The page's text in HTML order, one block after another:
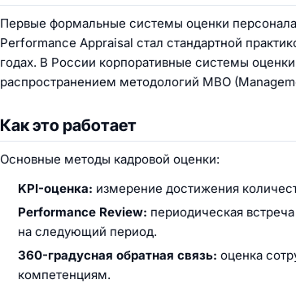
Первые формальные системы оценки
Performance Appraisal стал стандартной
годах. В России корпоративные системы
распространением методологий MBO
Как это работает
Основные методы кадровой оценки:
KPI-оценка: измерение достижения
Performance Review: периодическая
на следующий период.
360-градусная обратная связь: оценка
компетенциям.